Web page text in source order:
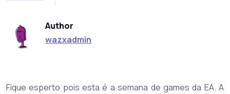
Author
wazxadmin
Fique esperto pois esta é a semana de games da EA. A